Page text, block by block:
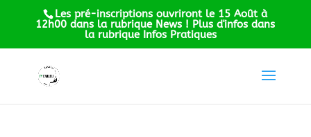
Les pré-inscriptions ouvriront le 15 Août à
12h00 dans la rubrique News ! Plus d'infos dans
la rubrique Infos Pratiques